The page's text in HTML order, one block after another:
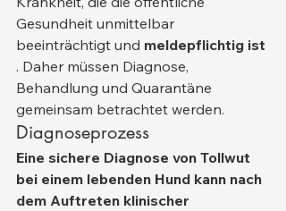
Gesundheit unmittelbar
beeinträchtigt und meldepflichtig ist
. Daher müssen Diagnose,
Behandlung und Quarantäne
gemeinsam betrachtet werden.
Diagnoseprozess
Eine sichere Diagnose von Tollwut
bei einem lebenden Hund kann nach
dem Auftreten klinischer